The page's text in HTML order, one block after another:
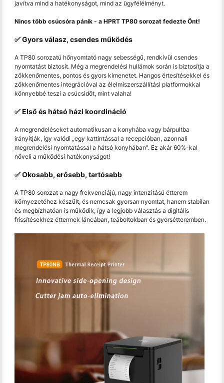
javítva mind a hatékonyságot, mind az ügyfélélményt.
Nincs több csúcsóra pánik - a HPRT TP80 sorozat fedezte Önt!
✅ Gyors válasz, csendes működés
A TP80 sorozatú hőnyomtató nagy sebességű, rendkívül csendes
nyomtatást biztosít. Még a megrendelési hullámok során is biztosítja a
zökkenőmentes, pontos és gyors kimenetet. Hangos értesítésekkel és
zökkenőmentes integrációval az élelmiszerszállítási platformokkal
könnyebbé teszi a csúcsidőt, mint valaha!
✅ Első és hátsó házi koordináció
A megrendeléseket automatikusan a konyhába vagy bárpultba
irányítják, így valódi „egy kattintással a recepcióban, azonnali
megrendelési nyomtatással a hátsó konyhában”. Ez akár 60%-kal
növeli a működési hatékonyságot!
✅ Okosabb, erősebb, tartósabb
A TP80 sorozat a nagy frekvenciájú, nagy intenzitású étterem
környezetéhez készült, és nemcsak gyorsan nyomtat, hanem stabilan
és megbízhatóan is működik, így a legjobb választás a digitális
frissítésekhez éttermek láncában, teáboltokban és gyorsétteremben.